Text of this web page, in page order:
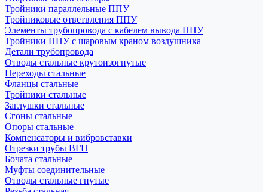
Тройники параллельные ППУ
Тройниковые ответвления ППУ
Элементы трубопровода с кабелем вывода ППУ
Тройники ППУ с шаровым краном воздушника
Детали трубопровода
Отводы стальные крутоизогнутые
Переходы стальные
Фланцы стальные
Тройники стальные
Заглушки стальные
Сгоны стальные
Опоры стальные
Компенсаторы и вибровставки
Отрезки трубы ВГП
Бочата стальные
Муфты соединительные
Отводы стальные гнутые